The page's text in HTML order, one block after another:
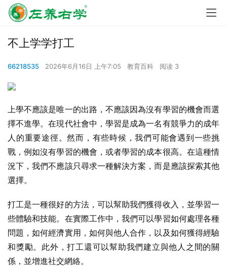
不上学学打工
66218535 2026年6月16日 上午7:05 教育百科 阅读 3
上學不應該是唯一的出路，不應該因為沒有學習的機會而選
擇不進學。在現代社會中，學習是成為一名有競爭力的成年
人的重要途徑。然而，有些時候，我們可能會遇到一些挑
戰，例如沒有學習的機會，或者學習的成本很高。在這種情
況下，我們不應該只尋求一種解決方案，而是應該探索其他
選擇。
打工是一種很好的方法，可以幫助我們獲得收入，並學習一
些體驗和技能。在實際工作中，我們可以學習如何處理各種
問題，如何經濟實用，如何與他人合作，以及如何獲得經驗
和獎勵。此外，打工還可以幫助我們建立與他人之間的關
係，並增進社交網絡。